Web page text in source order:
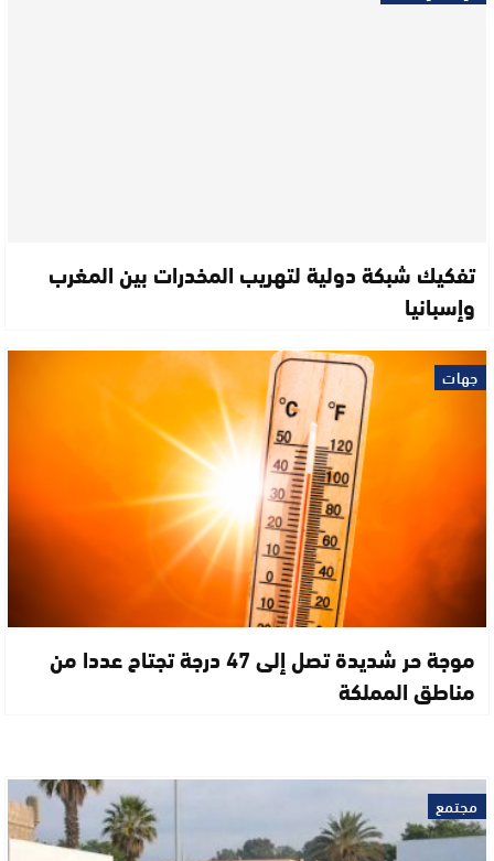
تفكيك شبكة دولية لتهريب المخدرات بين المغرب
وإسبانيا
جهات
موجة حر شديدة تصل إلى 47 درجة تجتاح عددا من
مناطق المملكة
مجتمع